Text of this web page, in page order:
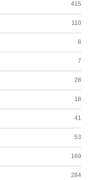
415
110
8
7
28
18
41
53
169
284